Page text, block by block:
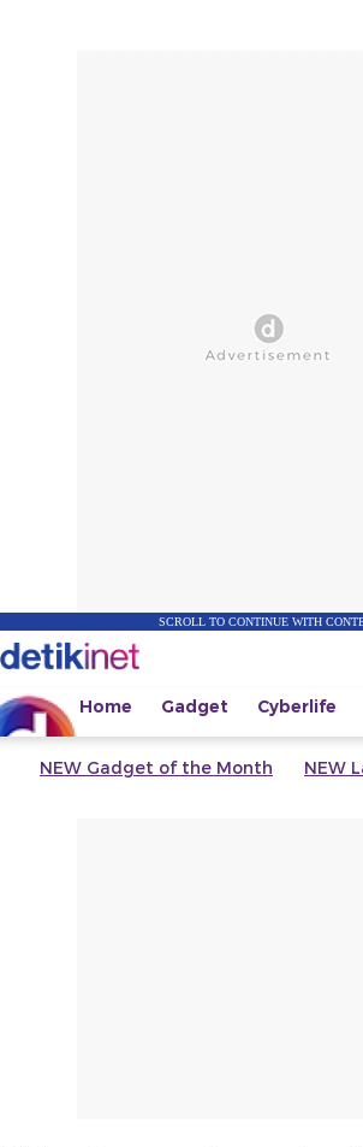
SCROLL TO CONTINUE WITH
Home Gadget Cyberlife
NEW Gadget of the Month NEW